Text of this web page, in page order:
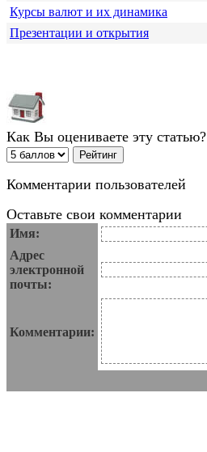
Курсы валют и их динамика
Презентации и открытия
Как Вы оцениваете эту статью?
Комментарии пользователей
Оставьте свои комментарии
Имя:
Адрес
электронной
почты:
Комментарии: